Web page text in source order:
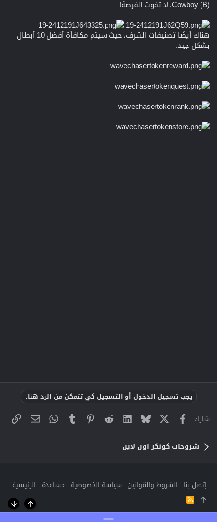
Cowboy (B). لا تفوت الفرصة!
هناك أيضًا تصنيفات الشرف، حيث سيتم مكافأة أفضل 10 أبطال
بشكل جيد.
يجب تسجيل الدخول أو التسجيل كي تتمكن من الرد هنا.
شارك: فيسبوك Bluesky
LinkedIn
Reddit
Pinterest
Tumblr
WhatsApp
البريد
شروحات كونكر اون لاين
إتصل بنا الشروط والقوانين سياسة الخصوصية مساعدة الرئيسية
R
أعلى